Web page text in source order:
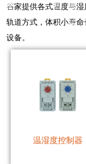
谷家提供各式温度与
轨道方式，体积小寿
设备。
温湿度控制器